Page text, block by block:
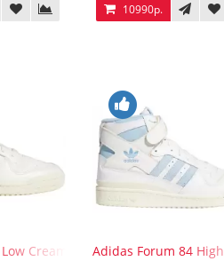
10990р.
Cream White Victory Gold
Adidas Forum 84